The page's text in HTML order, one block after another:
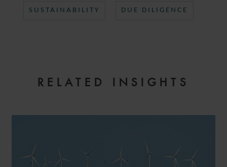
SUSTAINABILITY DUE DILIGENCE
RELATED INSIGHTS